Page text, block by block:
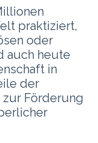
praktiziert,
oder
auch heute
in
der
Förderung